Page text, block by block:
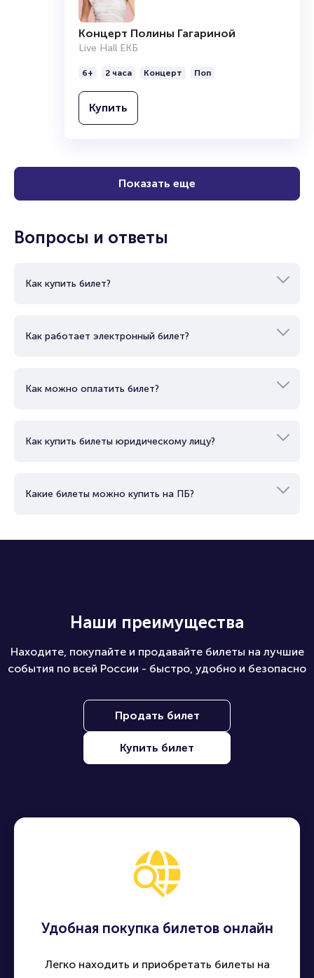
Концерт Полины Гагариной
Live Hall ЕКБ
6+ 2 часа Концерт Поп
Купить
Показать еще
Вопросы и ответы
Как купить билет?
Как работает электронный билет?
Как можно оплатить билет?
Как купить билеты юридическому лицу?
Какие билеты можно купить на ПБ?
Наши преимущества
Находите, покупайте и продавайте билеты на лучшие
события по всей России - быстро, удобно и безопасно
Продать билет
Купить билет
Удобная покупка билетов онлайн
Легко находить и приобретать билеты на